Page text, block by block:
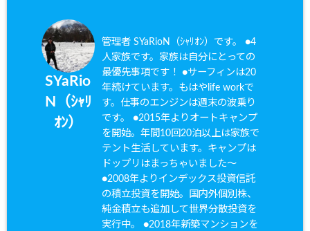
SYaRio
N（ｼｬﾘ
ｵﾝ）
管理者 SYaRioN（ｼｬﾘｵﾝ）です。 ●4
人家族です。家族は自分にとっての
最優先事項です！ ●サーフィンは20
年続けています。もはやlife workで
す。仕事のエンジンは週末の波乗り
です。 ●2015年よりオートキャンプ
を開始。年間10回20泊以上は家族で
テント生活しています。キャンプは
ドップリはまっちゃいました〜
●2008年よりインデックス投資信託
の積立投資を開始。国内外個別株、
純金積立も追加して世界分散投資を
実行中。 ●2018年新築マンションを